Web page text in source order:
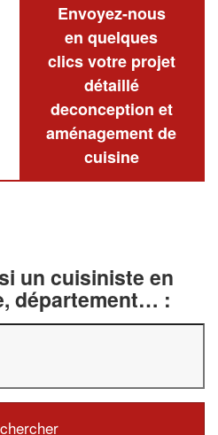
Envoyez-nous
en quelques
clics votre projet
détaillé
deconception et
aménagement de
cuisine
un cuisiniste en
département… :